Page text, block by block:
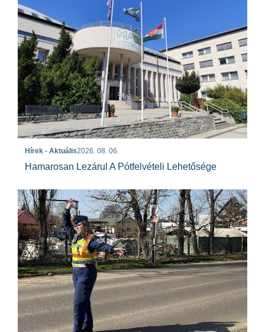
Hírek - Aktuális2026. 08. 06.
Hamarosan Lezárul A Pótfelvételi Lehetősége